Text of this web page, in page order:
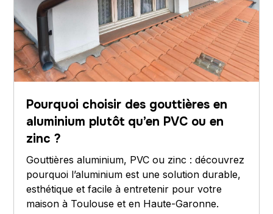
Pourquoi choisir des gouttières en
aluminium plutôt qu’en PVC ou en
zinc ?
Gouttières aluminium, PVC ou zinc : découvrez
pourquoi l’aluminium est une solution durable,
esthétique et facile à entretenir pour votre
maison à Toulouse et en Haute-Garonne.